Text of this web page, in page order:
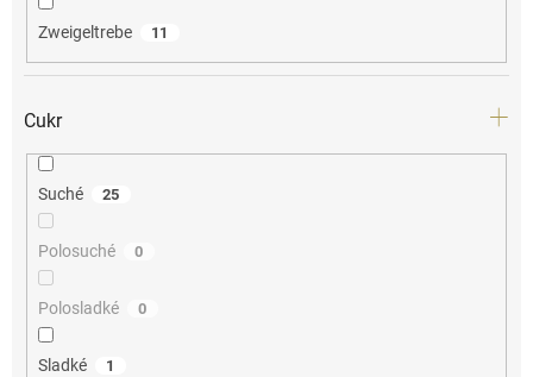
Zweigeltrebe 11
Cukr
Suché 25
Polosuché 0
Polosladké 0
Sladké 1